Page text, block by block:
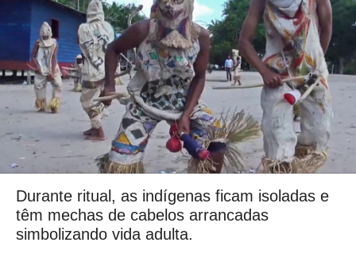
Durante ritual, as indígenas ficam isoladas e
têm mechas de cabelos arrancadas
simbolizando vida adulta.